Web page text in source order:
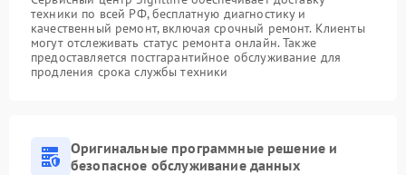
техники по всей РФ, бесплатную диагностику и
качественный ремонт, включая срочный ремонт. Клиенты
могут отслеживать статус ремонта онлайн. Также
предоставляется постгарантийное обслуживание для
продления срока службы техники
Оригинальные программные решение и
безопасное обслуживание данных